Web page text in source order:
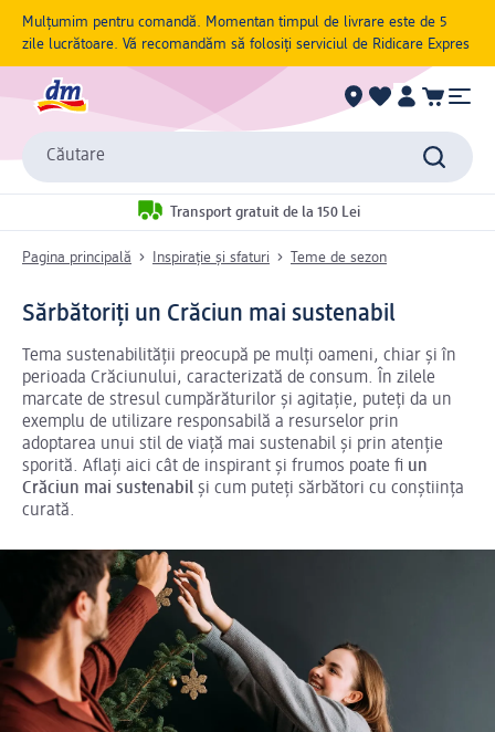
Mulțumim pentru comandă. Momentan timpul de livrare este de 5
zile lucrătoare. Vă recomandăm să folosiți serviciul de Ridicare Expres
Căutare
Transport gratuit de la 150 Lei
Pagina principală Inspirație și sfaturi Teme de sezon
Sărbătoriți un Crăciun mai sustenabil
Tema sustenabilității preocupă pe mulți oameni, chiar și în
perioada Crăciunului, caracterizată de consum. În zilele
marcate de stresul cumpărăturilor și agitație, puteți da un
exemplu de utilizare responsabilă a resurselor prin
adoptarea unui stil de viață mai sustenabil și prin atenție
sporită. Aflați aici cât de inspirant și frumos poate fi un
Crăciun mai sustenabil și cum puteți sărbători cu conștiința
curată.